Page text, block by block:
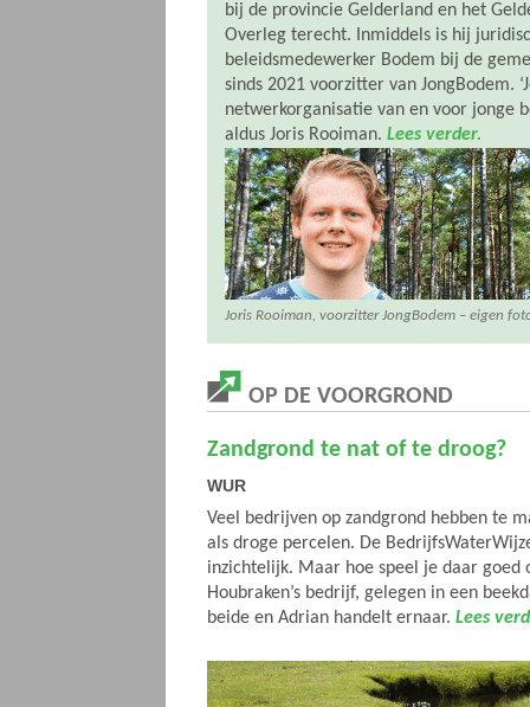
bij de provincie Gelderland en het
Overleg terecht. Inmiddels is hij
beleidsmedewerker Bodem bij de
sinds 2021 voorzitter van JongBodem.
netwerkorganisatie van en voor jonge
aldus Joris Rooiman. Lees verder.
Joris Rooiman, voorzitter JongBodem – eigen
OP DE VOORGROND
Zandgrond te nat of te droog?
WUR
Veel bedrijven op zandgrond hebben te
als droge percelen. De
inzichtelijk. Maar hoe speel je daar goed
Houbraken’s bedrijf, gelegen in een
beide en Adrian handelt ernaar. Lees